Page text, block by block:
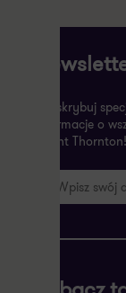
Subskrybuj
informacje o
Grant Thornton!